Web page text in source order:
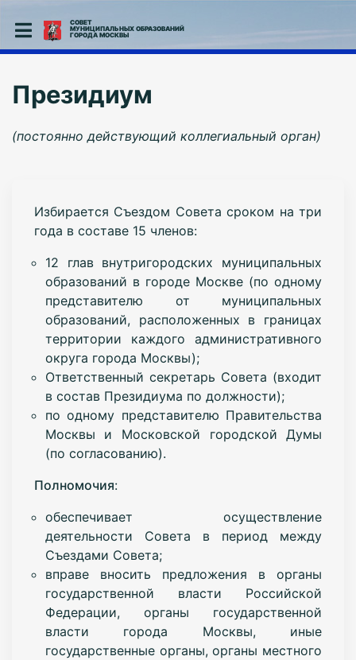
СОВЕТ
МУНИЦИПАЛЬНЫХ ОБРАЗОВАНИЙ
ГОРОДА МОСКВЫ
Президиум
(постоянно действующий коллегиальный орган)
Избирается Съездом Совета сроком на три
года в составе 15 членов:
12 глав внутригородских муниципальных
образований в городе Москве (по одному
представителю от муниципальных
образований, расположенных в границах
территории каждого административного
округа города Москвы);
Ответственный секретарь Совета (входит
в состав Президиума по должности);
по одному представителю Правительства
Москвы и Московской городской Думы
(по согласованию).
Полномочия:
обеспечивает осуществление
деятельности Совета в период между
Съездами Совета;
вправе вносить предложения в органы
государственной власти Российской
Федерации, органы государственной
власти города Москвы, иные
государственные органы, органы местного